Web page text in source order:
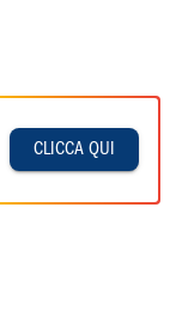
CLICCA QUI